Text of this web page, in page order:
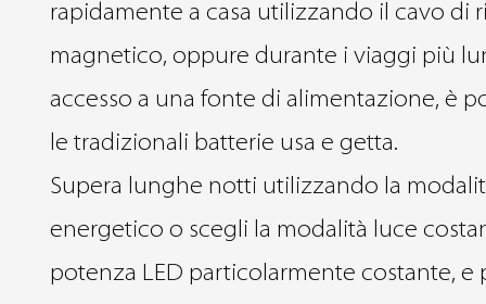
rapidamente a casa utilizzando il cavo di
magnetico, oppure durante i viaggi più
accesso a una fonte di alimentazione, è
le tradizionali batterie usa e getta.
Supera lunghe notti utilizzando la
energetico o scegli la modalità luce
potenza LED particolarmente costante, e